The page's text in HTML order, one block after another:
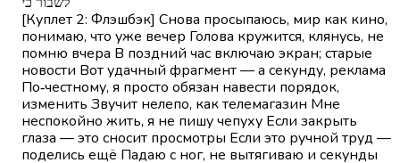
[Куплет 2: Флэшбэк] Снова просыпаюсь, мир как кино,
понимаю, что уже вечер Голова кружится, клянусь, не
помню вчера В поздний час включаю экран; старые
новости Вот удачный фрагмент — а секунду, реклама
По‑честному, я просто обязан навести порядок,
изменить Звучит нелепо, как телемагазин Мне
неспокойно жить, я не пишу чепуху Если закрыть
глаза — это сносит просмотры Если это ручной труд —
поделись ещё Падаю с ног, не вытягиваю и секунды